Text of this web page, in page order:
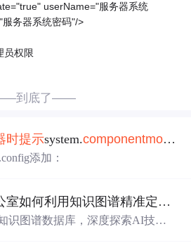
userName="服务器系统
务器系统密码"/>
员权限
到底了——
时提示system.componentmodel
添加：
高校技术转移办公室如何利用知识图谱精准定位产业需求与技术适配点？.docx
识图谱数据库，深度探索AI技术